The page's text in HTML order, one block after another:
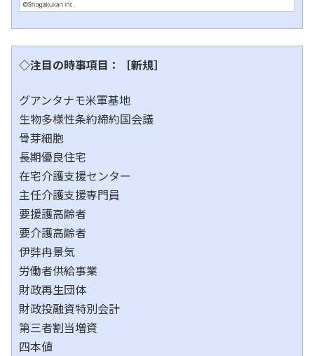
◇注目の時事項目：［新規］
グアンタナモ米軍基地
生物多様性条約締約国会議
骨芽細胞
長期優良住宅
在宅介護支援センター
主任介護支援専門員
要援護高齢者
要介護高齢者
伊弉冉景気
労働者供給事業
財政再生団体
財政投融資特別会計
第三者割当増資
四本値